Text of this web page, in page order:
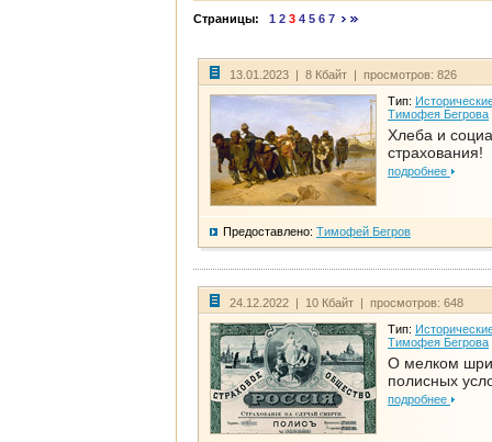
Страницы: 1 2 3 4 5 6 7
13.01.2023 | 8 Кбайт | просмотров: 826
Тип:
Тимофея Бегрова
Хлеба и
страхования!
подробнее
Предоставлено: Тимофей Бегров
24.12.2022 | 10 Кбайт | просмотров: 648
Тип:
Тимофея Бегрова
О мелком
полисных
подробнее